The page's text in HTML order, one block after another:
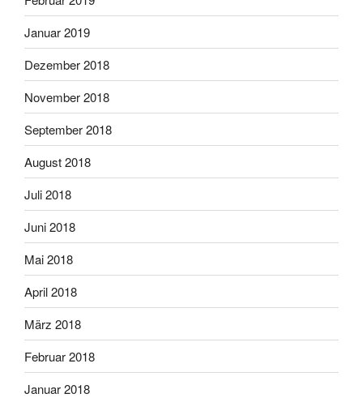
Januar 2019
Dezember 2018
November 2018
September 2018
August 2018
Juli 2018
Juni 2018
Mai 2018
April 2018
März 2018
Februar 2018
Januar 2018